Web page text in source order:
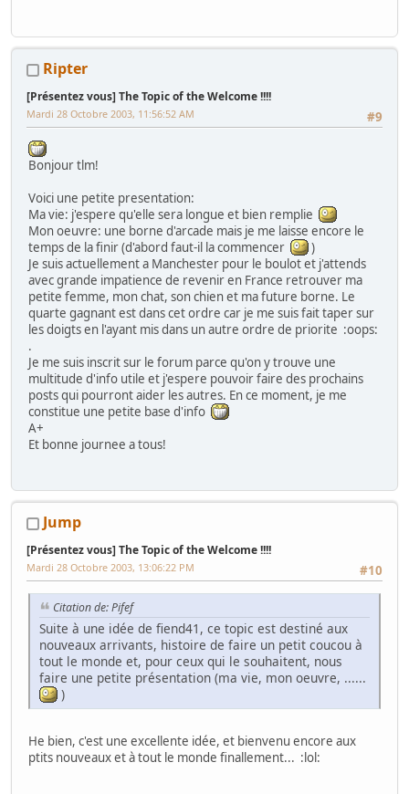
Ripter
[Présentez vous] The Topic of the Welcome !!!!
#9
Mardi 28 Octobre 2003, 11:56:52 AM
Bonjour tlm!
Voici une petite presentation:
Ma vie: j'espere qu'elle sera longue et bien remplie
Mon oeuvre: une borne d'arcade mais je me laisse encore le
temps de la finir (d'abord faut-il la commencer
)
Je suis actuellement a Manchester pour le boulot et j'attends
avec grande impatience de revenir en France retrouver ma
petite femme, mon chat, son chien et ma future borne. Le
quarte gagnant est dans cet ordre car je me suis fait taper sur
les doigts en l'ayant mis dans un autre ordre de priorite :oops:
.
Je me suis inscrit sur le forum parce qu'on y trouve une
multitude d'info utile et j'espere pouvoir faire des prochains
posts qui pourront aider les autres. En ce moment, je me
constitue une petite base d'info
A+
Et bonne journee a tous!
Jump
[Présentez vous] The Topic of the Welcome !!!!
#10
Mardi 28 Octobre 2003, 13:06:22 PM
Citation de: Pifef
Suite à une idée de fiend41, ce topic est destiné aux
nouveaux arrivants, histoire de faire un petit coucou à
tout le monde et, pour ceux qui le souhaitent, nous
faire une petite présentation (ma vie, mon oeuvre, ......
)
He bien, c'est une excellente idée, et bienvenu encore aux
ptits nouveaux et à tout le monde finallement... :lol: